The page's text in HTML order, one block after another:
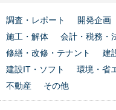
調査・レポート 開発企画
施工・解体
会計・税務・
修繕・改修・テナント
建
建設IT・ソフト
環境・省
不動産
その他